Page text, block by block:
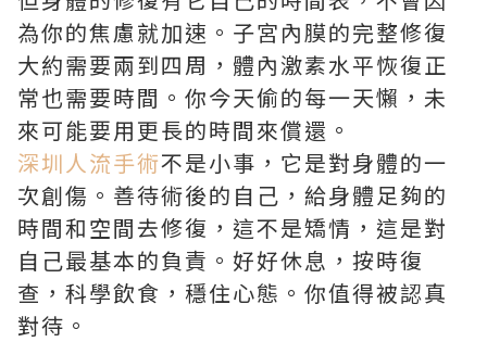
為你的焦慮就加速。子宮內膜的完整修復
大約需要兩到四周，體內激素水平恢復正
常也需要時間。你今天偷的每一天懶，未
來可能要用更長的時間來償還。
深圳人流手術不是小事，它是對身體的一
次創傷。善待術後的自己，給身體足夠的
時間和空間去修復，這不是矯情，這是對
自己最基本的負責。好好休息，按時復
查，科學飲食，穩住心態。你值得被認真
對待。